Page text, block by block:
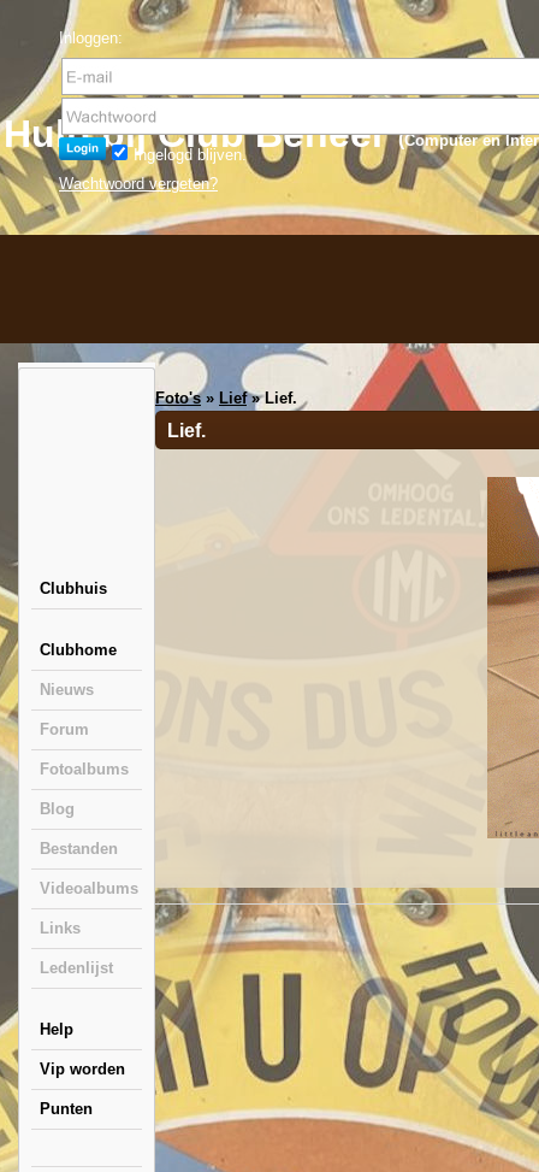
Inloggen:
Ingelogd blijven.
Wachtwoord vergeten?
Hulp bij Club Beheer (Computer en
Clubhuis
Clubhome
Nieuws
Forum
Fotoalbums
Blog
Bestanden
Videoalbums
Links
Ledenlijst
Help
Vip worden
Punten
Foto's » Lief» Lief.
Lief.